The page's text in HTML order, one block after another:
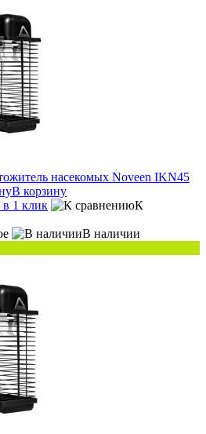
насекомых Noveen IKN45
В корзину
1 клик
К
В наличии